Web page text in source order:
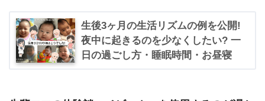
生後3ヶ月の生活リズムの例を公開!
夜中に起きるのを少なくしたい? 一
日の過ごし方・睡眠時間・お昼寝